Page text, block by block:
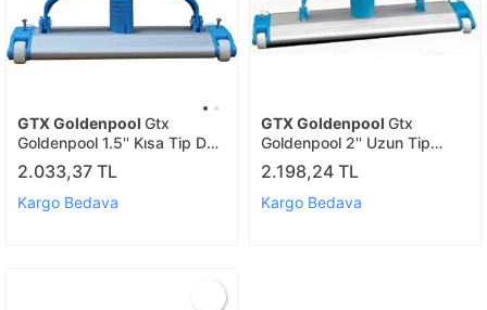
GTX Goldenpool Gtx
Goldenpool 1.5'' Kısa Tip Düz
Havuz Dip Temizlik
Süpürgesi
2.033,37 TL
Kargo Bedava
GTX Goldenpool Gtx
Goldenpool 2'' Uzun Tip
Havuz Dip Temizlik
Süpürgesi
2.198,24 TL
Kargo Bedava